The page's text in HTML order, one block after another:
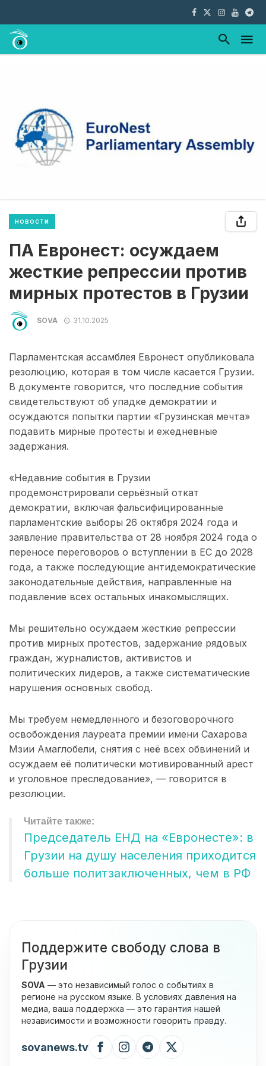
НОВОСТИ
ПА Евронест: осуждаем
жесткие репрессии против
мирных протестов в Грузии
SOVA 31.10.2025
Парламентская ассамблея Евронест опубликовала
резолюцию, которая в том числе касается Грузии.
В документе говорится, что последние события
свидетельствуют об упадке демократии и
осуждаются попытки партии «Грузинская мечта»
подавить мирные протесты и ежедневные
задержания.
«Недавние события в Грузии
продемонстрировали серьёзный откат
демократии, включая фальсифицированные
парламентские выборы 26 октября 2024 года и
заявление правительства от 28 ноября 2024 года о
переносе переговоров о вступлении в ЕС до 2028
года, а также последующие антидемократические
законодательные действия, направленные на
подавление всех остальных инакомыслящих.
Мы решительно осуждаем жесткие репрессии
против мирных протестов, задержание рядовых
граждан, журналистов, активистов и
политических лидеров, а также систематические
нарушения основных свобод.
Мы требуем немедленного и безоговорочного
освобождения лауреата премии имени Сахарова
Мзии Амаглобели, снятия с неё всех обвинений и
осуждаем её политически мотивированный арест
и уголовное преследование», — говорится в
резолюции.
Председатель ЕНД на «Евронесте»: в
Грузии на душу населения приходится
больше политзаключенных, чем в РФ
Поддержите свободу слова в
Грузии
SOVA — это независимый голос о событиях в
регионе на русском языке. В условиях давления на
медиа, ваша поддержка — это гарантия нашей
независимости и возможности говорить правду.
sovanews.tv